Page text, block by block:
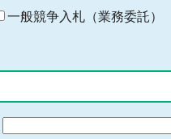
一般競争入札（業務委託）